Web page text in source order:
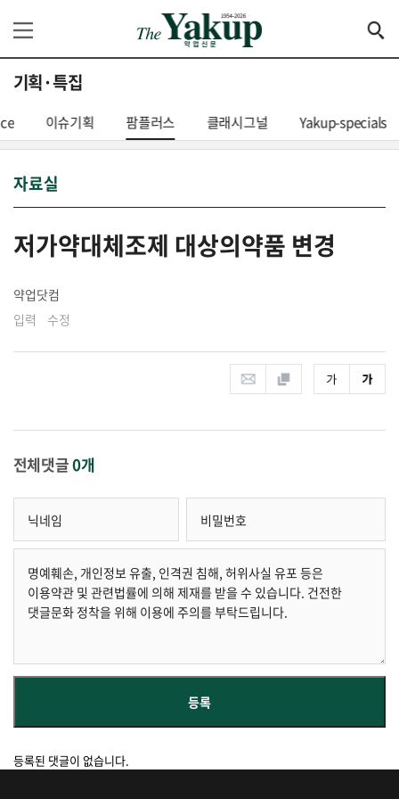
기획·특집
이슈기획 팜플러스 클래시그널 Yakup-specials
자료실
저가약대체조제 대상의약품 변경
약업닷컴
입력 수정
전체댓글0개
등록된 댓글이 없습니다.